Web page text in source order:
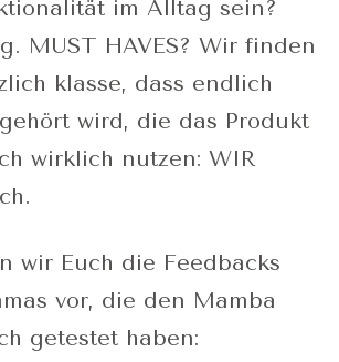
im Alltag sein?
MUST HAVES? Wir finden
klasse, dass endlich
wird, die das Produkt
wirklich nutzen: WIR
wir Euch die Feedbacks
vor, die den Mamba
getestet haben: